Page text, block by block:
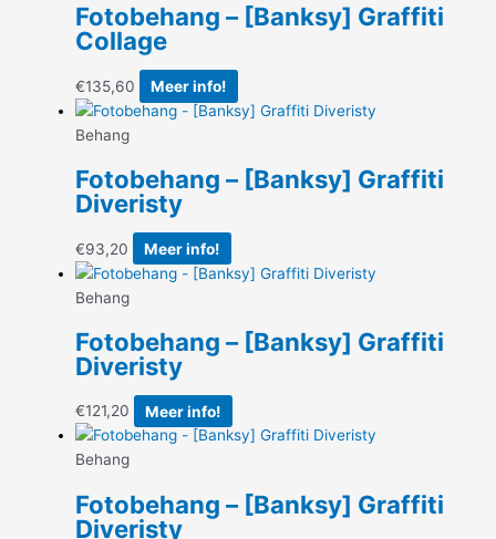
Fotobehang – [Banksy] Graffiti
Collage
€135,60 Meer info!
Behang
Fotobehang – [Banksy] Graffiti
Diveristy
€93,20 Meer info!
Behang
Fotobehang – [Banksy] Graffiti
Diveristy
€121,20 Meer info!
Behang
Fotobehang – [Banksy] Graffiti
Diveristy